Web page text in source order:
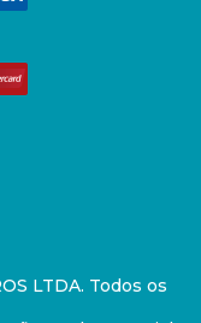
LTDA. Todos os